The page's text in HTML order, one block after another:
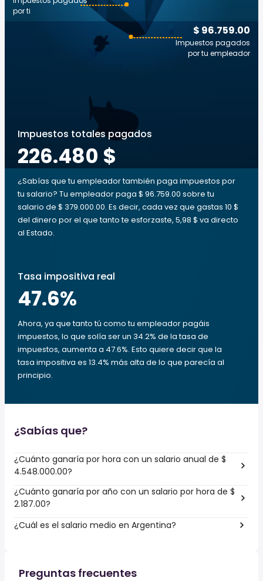
$ 96.759.00
Impuestos pagados
por tu empleador
por ti
Impuestos totales pagados
226.480 $
¿Sabías que tu empleador también paga impuestos por
tu salario? Tu empleador paga $ 96.759.00 sobre tu
salario de $ 379.000.00. Es decir, cada vez que gastas 10 $
del dinero por el que tanto te esforzaste, 5,98 $ va directo
al Estado.
Tasa impositiva real
47.6%
Ahora, ya que tanto tú como tu empleador pagáis
impuestos, lo que solía ser un 34.2% de la tasa de
impuestos, aumenta a 47.6%. Esto quiere decir que la
tasa impositiva es 13.4% más alta de lo que parecía al
principio.
¿Sabías que?
¿Cuánto ganaría por hora con un salario anual de $
4.548.000.00?
¿Cuánto ganaría por año con un salario por hora de $
2.187.00?
¿Cuál es el salario medio en Argentina?
Preguntas frecuentes